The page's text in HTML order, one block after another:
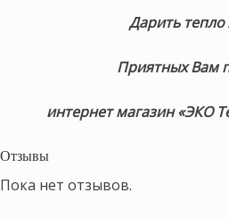
Дарить тепло
Приятных Вам
интернет магазин «ЭКО
Отзывы
Пока нет отзывов.